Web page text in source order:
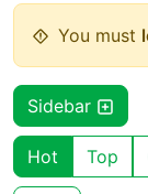
You must
Sidebar
Hot Top